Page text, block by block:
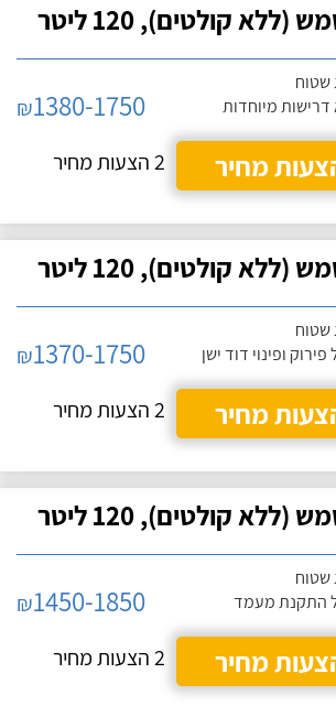
קולטים), 120 ליטר
שטוח
מיוחדות
₪1380-1750
מחיר
2 הצעות מחיר
קולטים), 120 ליטר
שטוח
ופינוי דוד ישן
₪1370-1750
מחיר
2 הצעות מחיר
קולטים), 120 ליטר
שטוח
התקנת מעמד
₪1450-1850
מחיר
2 הצעות מחיר